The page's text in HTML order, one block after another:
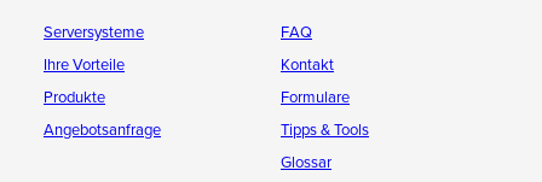
Serversysteme
Ihre Vorteile
Produkte
Angebotsanfrage
FAQ
Kontakt
Formulare
Tipps & Tools
Glossar